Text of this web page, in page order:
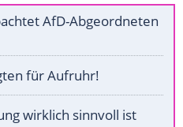
AfD-Abgeordneten
für Aufruhr!
wirklich sinnvoll ist